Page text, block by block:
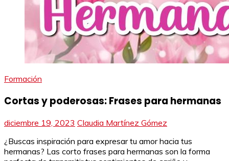
Formación
Cortas y poderosas: Frases para hermanas
diciembre 19, 2023 Claudia Martínez Gómez
¿Buscas inspiración para expresar tu amor hacia tus
hermanas? Las corto frases para hermanas son la forma